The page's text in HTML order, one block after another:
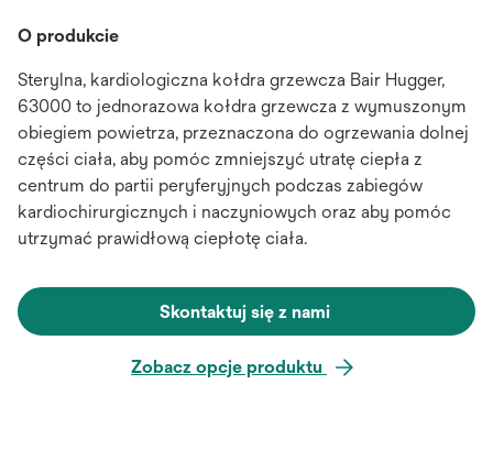
O produkcie
Sterylna, kardiologiczna kołdra grzewcza Bair Hugger,
63000 to jednorazowa kołdra grzewcza z wymuszonym
obiegiem powietrza, przeznaczona do ogrzewania dolnej
części ciała, aby pomóc zmniejszyć utratę ciepła z
centrum do partii peryferyjnych podczas zabiegów
kardiochirurgicznych i naczyniowych oraz aby pomóc
utrzymać prawidłową ciepłotę ciała.
Skontaktuj się z nami
Zobacz opcje produktu